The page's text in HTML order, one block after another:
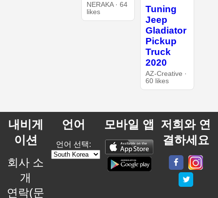
NERAKA · 64
likes
Tuning
Jeep
Gladiator
Pickup
Truck
2020
AZ-Creative ·
60 likes
내비게
이션
회사 소
개
연락(문
언어
언어 선택:
모바일 앱 저희와 연
결하세요